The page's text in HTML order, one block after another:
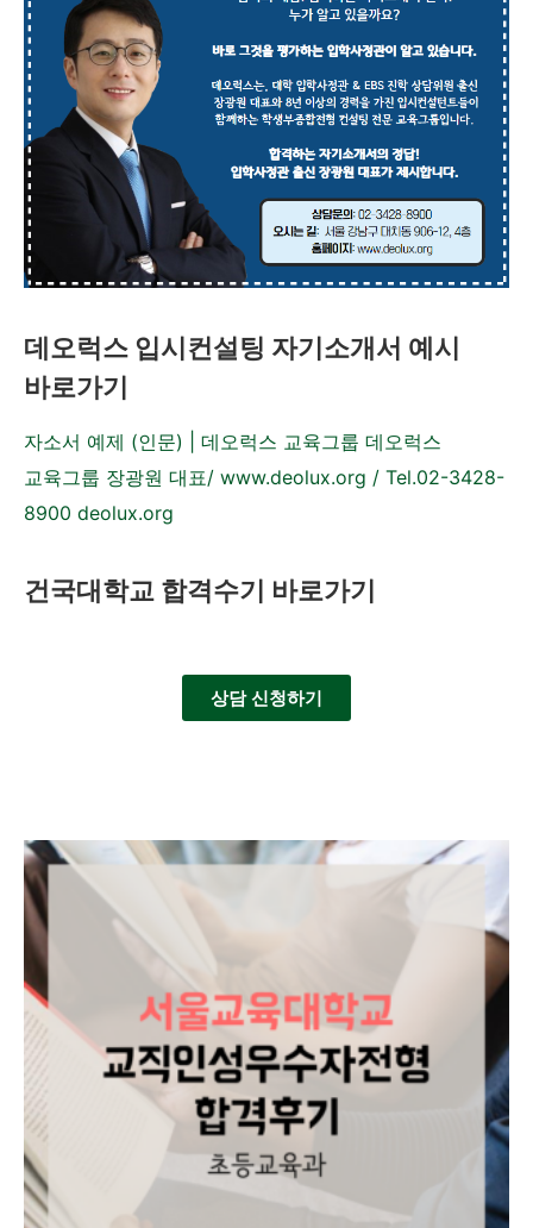
데오럭스 입시컨설팅 자기소개서 예시
바로가기
자소서 예제 (인문) | 데오럭스 교육그룹 데오럭스
교육그룹 장광원 대표/ www.deolux.org / Tel.02-3428-
8900 deolux.org
건국대학교 합격수기 바로가기
상담 신청하기